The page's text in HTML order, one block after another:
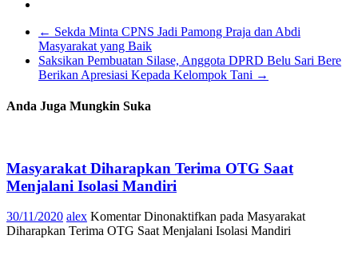
← Sekda Minta CPNS Jadi Pamong Praja dan Abdi
Masyarakat yang Baik
Saksikan Pembuatan Silase, Anggota DPRD Belu Sari Bere
Berikan Apresiasi Kepada Kelompok Tani →
Anda Juga Mungkin Suka
Masyarakat Diharapkan Terima OTG Saat
Menjalani Isolasi Mandiri
30/11/2020 alex Komentar Dinonaktifkan pada Masyarakat
Diharapkan Terima OTG Saat Menjalani Isolasi Mandiri